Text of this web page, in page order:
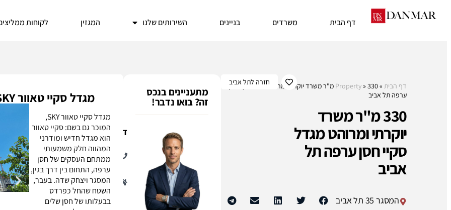
דף הבית משרדים בניינים השירותים שלנו המגזין לקוחות
דף הבית »
Property »
330 מ"ר משרד יוקרתי ומרוהט מגדל סקיי חסן
ערפה תל אביב
תל אביב
330 מ"ר משרד
יוקרתי ומרוהט מגדל
סקיי חסן ערפה תל
אביב
המסגר 35 תל אביב
מתעניינים בנכס
זה? בואו נדבר!
דן
053-
827-
9688
הנכסים
שלי:0
מגדל סקיי טאוור SKY מתחם חסן ערפה תל אביב
מגדל סקיי טאוור SKY,
המוכר גם בשם: סקיי טאוור
הוא מגדל חדיש ומודרני
המהווה חלק משמעותי
ממתחם העסקים של חסן
ערפה, התחום בין דרך בגין,
המסגר ויצחק שדה. בעבר,
השטח שהחל כפרדס
בבעלותו של חסן שלים